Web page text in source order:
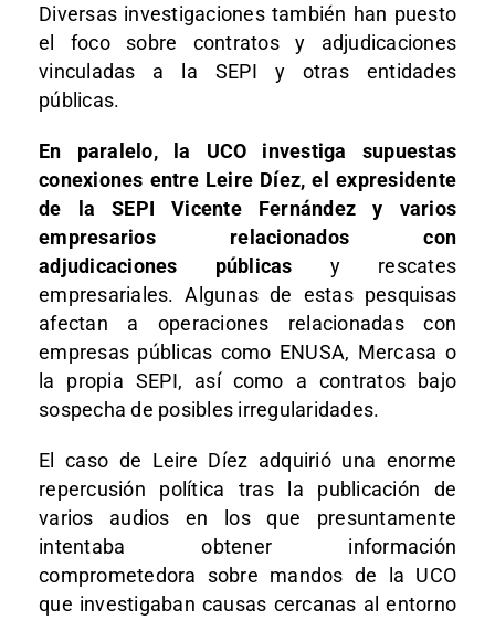
Diversas investigaciones también han puesto
el foco sobre contratos y adjudicaciones
vinculadas a la SEPI y otras entidades
públicas.
En paralelo, la UCO investiga supuestas
conexiones entre Leire Díez, el expresidente
de la SEPI Vicente Fernández y varios
empresarios relacionados con
adjudicaciones públicas y rescates
empresariales. Algunas de estas pesquisas
afectan a operaciones relacionadas con
empresas públicas como ENUSA, Mercasa o
la propia SEPI, así como a contratos bajo
sospecha de posibles irregularidades.
El caso de Leire Díez adquirió una enorme
repercusión política tras la publicación de
varios audios en los que presuntamente
intentaba obtener información
comprometedora sobre mandos de la UCO
que investigaban causas cercanas al entorno